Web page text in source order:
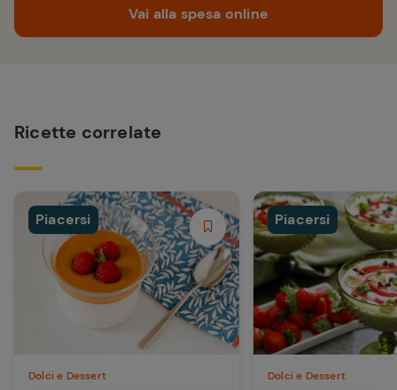
Vai alla spesa online
Ricette correlate
Piacersi
Dolci e Dessert
Piacersi
Dolci e Dessert